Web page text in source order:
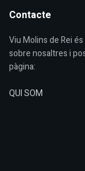
Contacte
Viu Molins de Rei
sobre nosaltres i
pàgina:
QUI SOM